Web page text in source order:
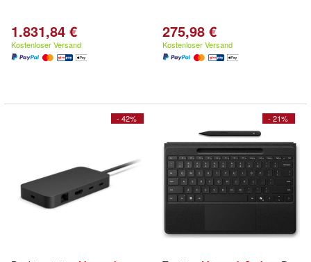
1.831,84 €
Kostenloser Versand
275,98 €
Kostenloser Versand
- 42% - 21%